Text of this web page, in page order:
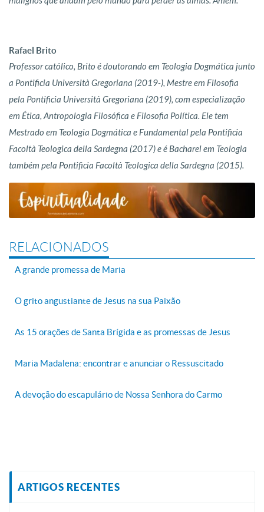
Rafael Brito
Professor católico, Brito é doutorando em Teologia Dogmática junto
a Pontificia Università Gregoriana (2019-), Mestre em Filosofia
pela Pontificia Università Gregoriana (2019), com especialização
em Ética, Antropologia Filosófica e Filosofia Política. Ele tem
Mestrado em Teologia Dogmática e Fundamental pela Pontificia
Facoltà Teologica della Sardegna (2017) e é Bacharel em Teologia
também pela Pontificia Facoltà Teologica della Sardegna (2015).
RELACIONADOS
A grande promessa de Maria
O grito angustiante de Jesus na sua Paixão
As 15 orações de Santa Brígida e as promessas de Jesus
Maria Madalena: encontrar e anunciar o Ressuscitado
A devoção do escapulário de Nossa Senhora do Carmo
ARTIGOS RECENTES